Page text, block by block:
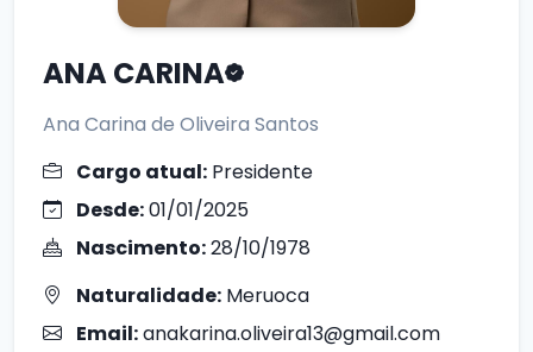
ANA CARINA
Ana Carina de Oliveira Santos
Cargo atual: Presidente
Desde:01/01/2025
Nascimento:28/10/1978
Naturalidade: Meruoca
Email:anakarina.oliveira13@gmail.com